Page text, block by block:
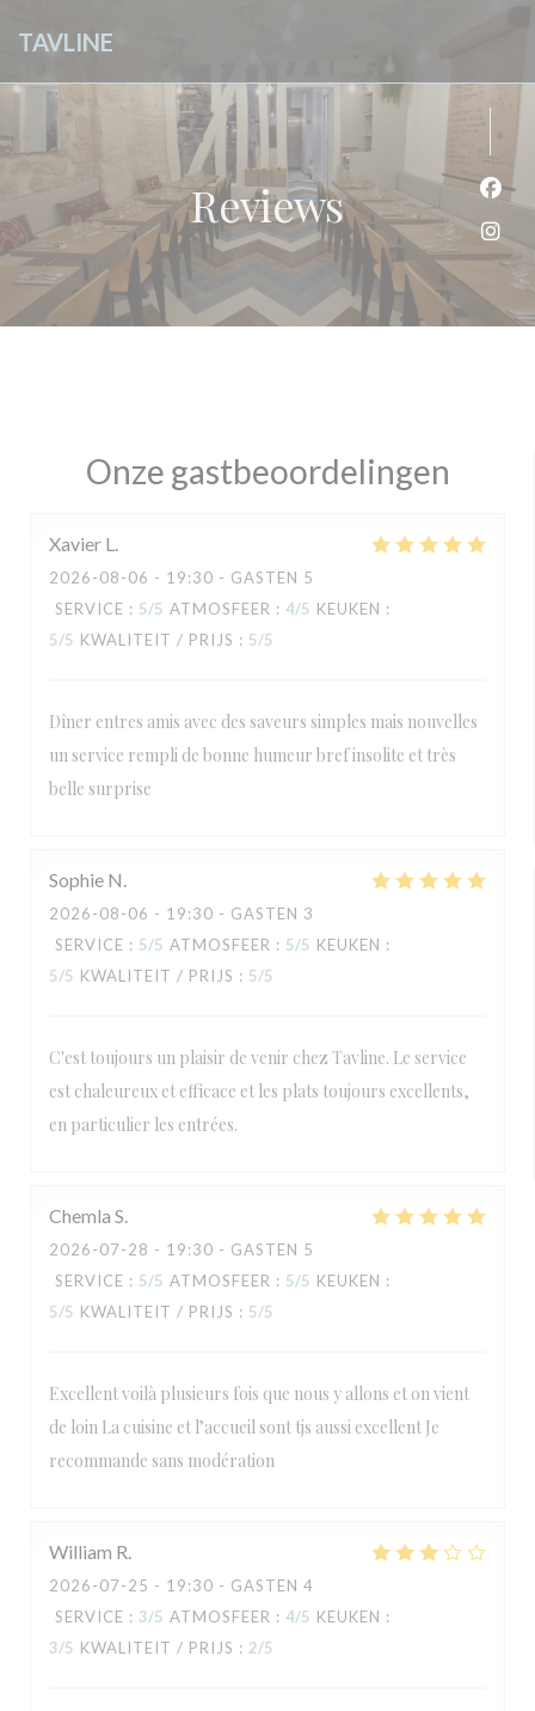
TAVLINE
Reviews
Onze gastbeoordelingen
Xavier L
2026-08-06 - 19:30 - GASTEN 5
SERVICE : 5/5 ATMOSFEER : 4/5 KEUKEN :
5/5 KWALITEIT / PRIJS : 5/5
Dîner entres amis avec des saveurs simples mais nouvelles
un service rempli de bonne humeur bref insolite et très
belle surprise
Sophie N
2026-08-06 - 19:30 - GASTEN 3
SERVICE : 5/5 ATMOSFEER : 5/5 KEUKEN :
5/5 KWALITEIT / PRIJS : 5/5
C'est toujours un plaisir de venir chez Tavline. Le service
est chaleureux et efficace et les plats toujours excellents,
en particulier les entrées.
Chemla S
2026-07-28 - 19:30 - GASTEN 5
SERVICE : 5/5 ATMOSFEER : 5/5 KEUKEN :
5/5 KWALITEIT / PRIJS : 5/5
Excellent voilà plusieurs fois que nous y allons et on vient
de loin La cuisine et l’accueil sont tjs aussi excellent Je
recommande sans modération
William R
2026-07-25 - 19:30 - GASTEN 4
SERVICE : 3/5 ATMOSFEER : 4/5 KEUKEN :
3/5 KWALITEIT / PRIJS : 2/5